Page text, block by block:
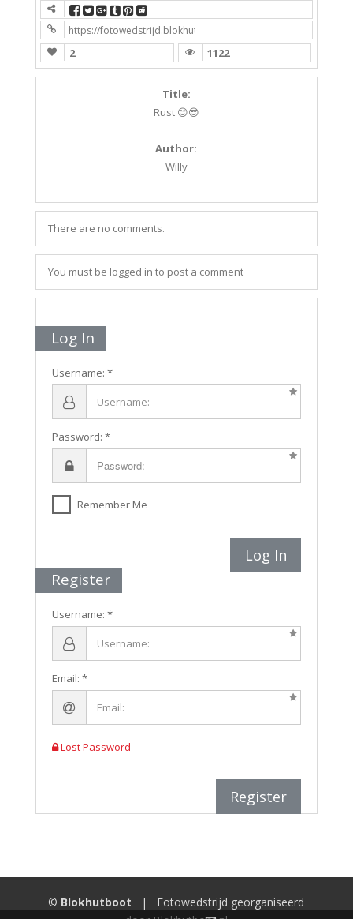
https://fotowedstrijd.blokhutboot.nl/fotowedstrijd-1/
2 1122
Title:
Rust 😊😎
Author:
Willy
There are no comments.
You must be logged in to post a comment
Log In
Username:
Password:
Remember Me
Log In
Register
Username:
Email:
Lost Password
Register
© Blokhutboot | Fotowedstrijd georganiseerd